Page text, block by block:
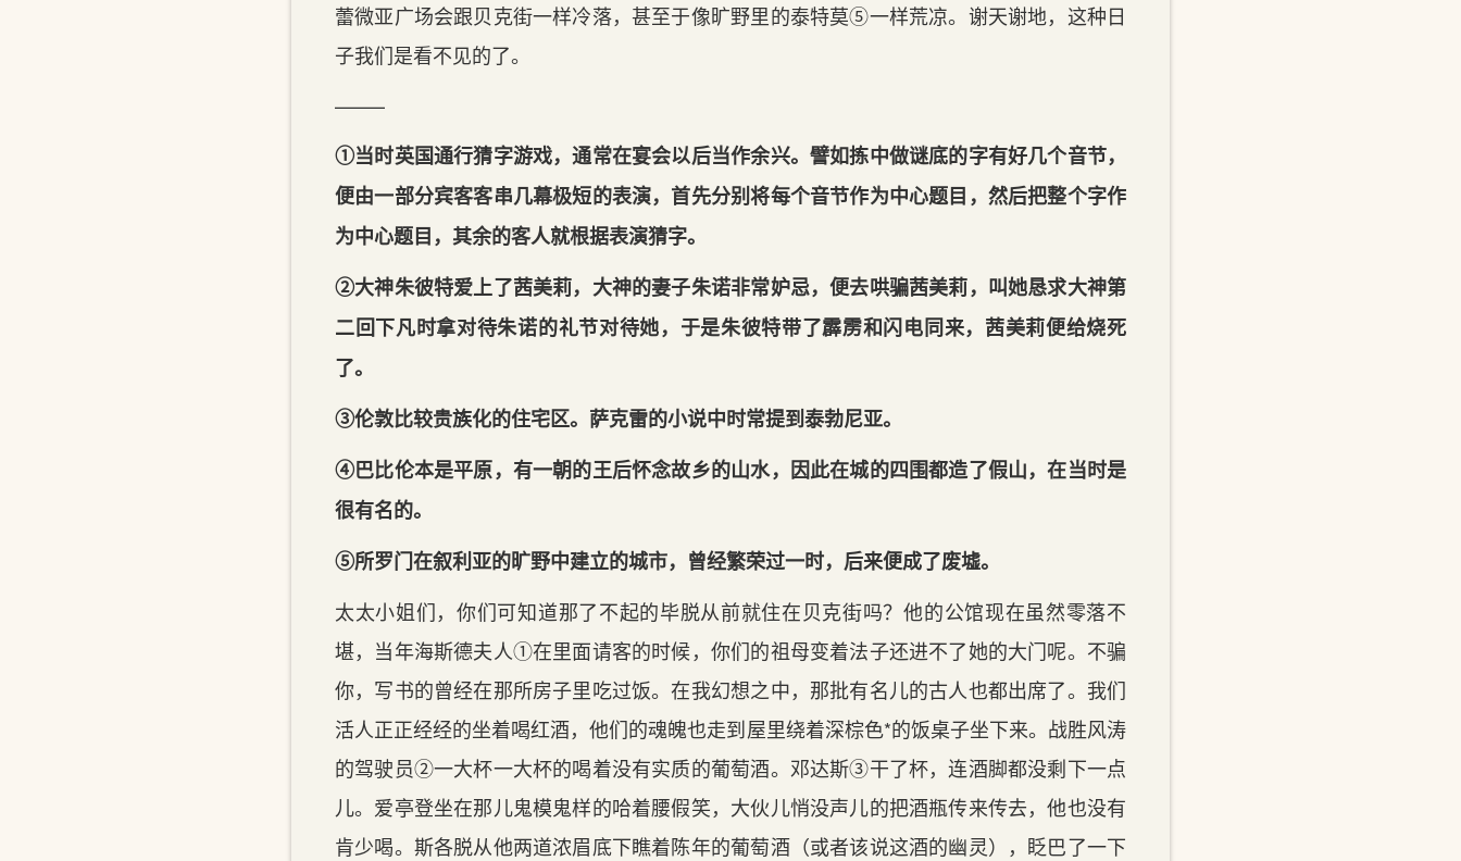
蕾微亚广场会跟贝克街一样冷落，甚至于像旷野里的泰特莫⑤一样荒凉。谢天谢地，这种日
子我们是看不见的了。
——–
①当时英国通行猜字游戏，通常在宴会以后当作余兴。譬如拣中做谜底的字有好几个音节，
便由一部分宾客客串几幕极短的表演，首先分别将每个音节作为中心题目，然后把整个字作
为中心题目，其余的客人就根据表演猜字。
②大神朱彼特爱上了茜美莉，大神的妻子朱诺非常妒忌，便去哄骗茜美莉，叫她恳求大神第
二回下凡时拿对待朱诺的礼节对待她，于是朱彼特带了霹雳和闪电同来，茜美莉便给烧死
了。
③伦敦比较贵族化的住宅区。萨克雷的小说中时常提到泰勃尼亚。
④巴比伦本是平原，有一朝的王后怀念故乡的山水，因此在城的四围都造了假山，在当时是
很有名的。
⑤所罗门在叙利亚的旷野中建立的城市，曾经繁荣过一时，后来便成了废墟。
太太小姐们，你们可知道那了不起的毕脱从前就住在贝克街吗？他的公馆现在虽然零落不
堪，当年海斯德夫人①在里面请客的时候，你们的祖母变着法子还进不了她的大门呢。不骗
你，写书的曾经在那所房子里吃过饭。在我幻想之中，那批有名儿的古人也都出席了。我们
活人正正经经的坐着喝红酒，他们的魂魄也走到屋里绕着深棕色*的饭桌子坐下来。战胜风涛
的驾驶员②一大杯一大杯的喝着没有实质的葡萄酒。邓达斯③干了杯，连酒脚都没剩下一点
儿。爱亭登坐在那儿鬼模鬼样的哈着腰假笑，大伙儿悄没声儿的把酒瓶传来传去，他也没有
肯少喝。斯各脱从他两道浓眉底下瞧着陈年的葡萄酒（或者该说这酒的幽灵），眨巴了一下